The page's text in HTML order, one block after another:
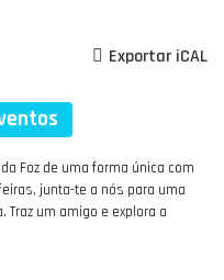
Exportar iCAL
Foz de uma forma única com
junta-te a nós para uma
Traz um amigo e explora a